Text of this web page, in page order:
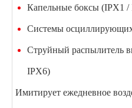
Капельные боксы (IPX1 /
Системы
Струйный распылитель
IPX6)
Имитирует ежедневное